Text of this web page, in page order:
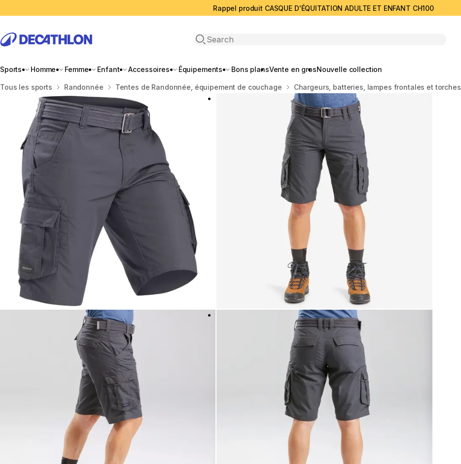
Rappel produit CASQUE D'ÉQUITATION ADULTE ET ENFANT CH100
Open search
Sports Homme Femme Enfant Accessoires Équipements Bons plansVente en grosNouvelle collection
Accueil
Tous les sports Randonnée Tentes de Randonnée, équipement de couchage Chargeurs, batteries, lampes frontales et torches